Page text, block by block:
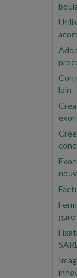
loin
gare
SARL